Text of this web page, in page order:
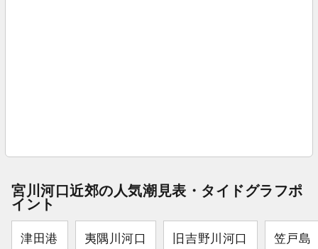
宮川河口近郊の人気潮見表・タイドグラフポ
イント
津田港 夷隅川河口 旧吉野川河口 笠戸島